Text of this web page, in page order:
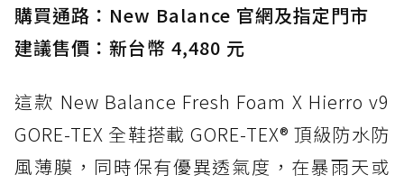
購買通路：New Balance 官網及指定門市
建議售價：新台幣 4,480 元
這款 New Balance Fresh Foam X Hierro v9
GORE-TEX 全鞋搭載 GORE-TEX® 頂級防水防
風薄膜，同時保有優異透氣度，在暴雨天或